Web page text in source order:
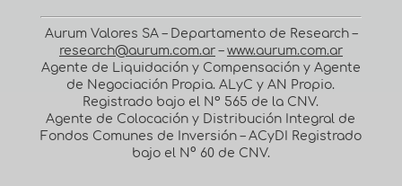
Aurum Valores SA – Departamento de Research –
research@aurum.com.ar– www.aurum.com.ar
Agente de Liquidación y Compensación y Agente
de Negociación Propia. ALyC y AN Propio.
Registrado bajo el Nº 565 de la CNV.
Agente de Colocación y Distribución Integral de
Fondos Comunes de Inversión – ACyDI Registrado
bajo el N° 60 de CNV.